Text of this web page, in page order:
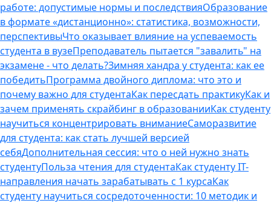
работе: допустимые нормы и последствияОбразование
в формате «дистанционно»: статистика, возможности,
перспективыЧто оказывает влияние на успеваемость
студента в вузеПреподаватель пытается "завалить" на
экзамене - что делать?Зимняя хандра у студента: как ее
победитьПрограмма двойного диплома: что это и
почему важно для студентаКак пересдать практикуКак и
зачем применять скрайбинг в образованииКак студенту
научиться концентрировать вниманиеСаморазвитие
для студента: как стать лучшей версией
себяДополнительная сессия: что о ней нужно знать
студентуПольза чтения для студентаКак студенту IT-
направления начать зарабатывать с 1 курсаКак
студенту научиться сосредоточенности: 10 методик и